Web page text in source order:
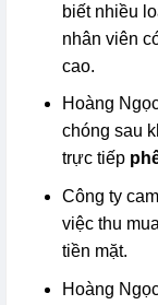
biết nhiều
nhân viên
cao.
Hoàng
chóng sau
trực tiếp
Công ty
việc thu
tiền mặt.
Hoàng